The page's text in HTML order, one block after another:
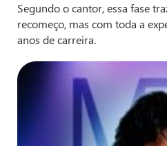
Segundo o cantor, essa fase
recomeço, mas com toda a
anos de carreira.